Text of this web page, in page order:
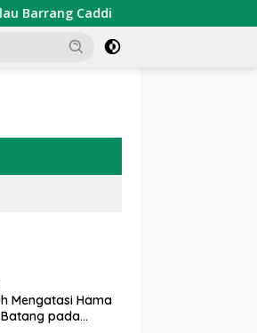
PDKT Danau Tempe :
Mengatasi Hama
pada